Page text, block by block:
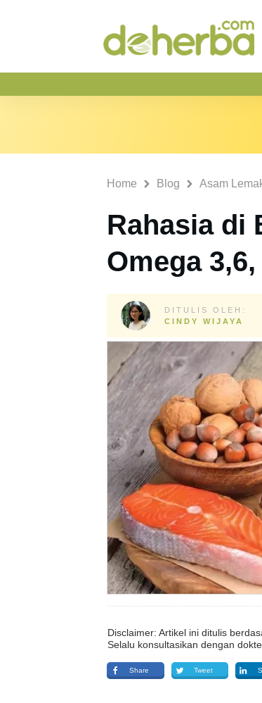
Home Blog Asam
Rahasia di
Omega
DITULIS OLEH:
CINDY WIJAYA
Disclaimer: Artikel ini ditulis
Selalu konsultasikan dengan
Share Tweet